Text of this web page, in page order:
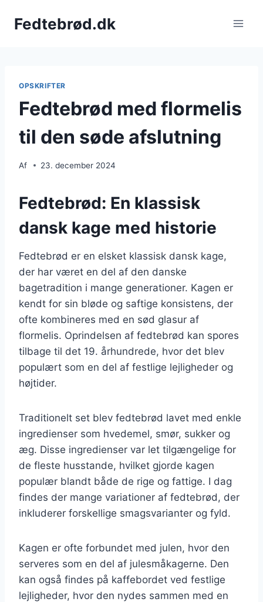
Fedtebrød.dk
OPSKRIFTER
Fedtebrød med flormelis
til den søde afslutning
Af 23. december 2024
Fedtebrød: En klassisk
dansk kage med historie
Fedtebrød er en elsket klassisk dansk kage,
der har været en del af den danske
bagetradition i mange generationer. Kagen er
kendt for sin bløde og saftige konsistens, der
ofte kombineres med en sød glasur af
flormelis. Oprindelsen af fedtebrød kan spores
tilbage til det 19. århundrede, hvor det blev
populært som en del af festlige lejligheder og
højtider.
Traditionelt set blev fedtebrød lavet med enkle
ingredienser som hvedemel, smør, sukker og
æg. Disse ingredienser var let tilgængelige for
de fleste husstande, hvilket gjorde kagen
populær blandt både de rige og fattige. I dag
findes der mange variationer af fedtebrød, der
inkluderer forskellige smagsvarianter og fyld.
Kagen er ofte forbundet med julen, hvor den
serveres som en del af julesmåkagerne. Den
kan også findes på kaffebordet ved festlige
lejligheder, hvor den nydes sammen med en